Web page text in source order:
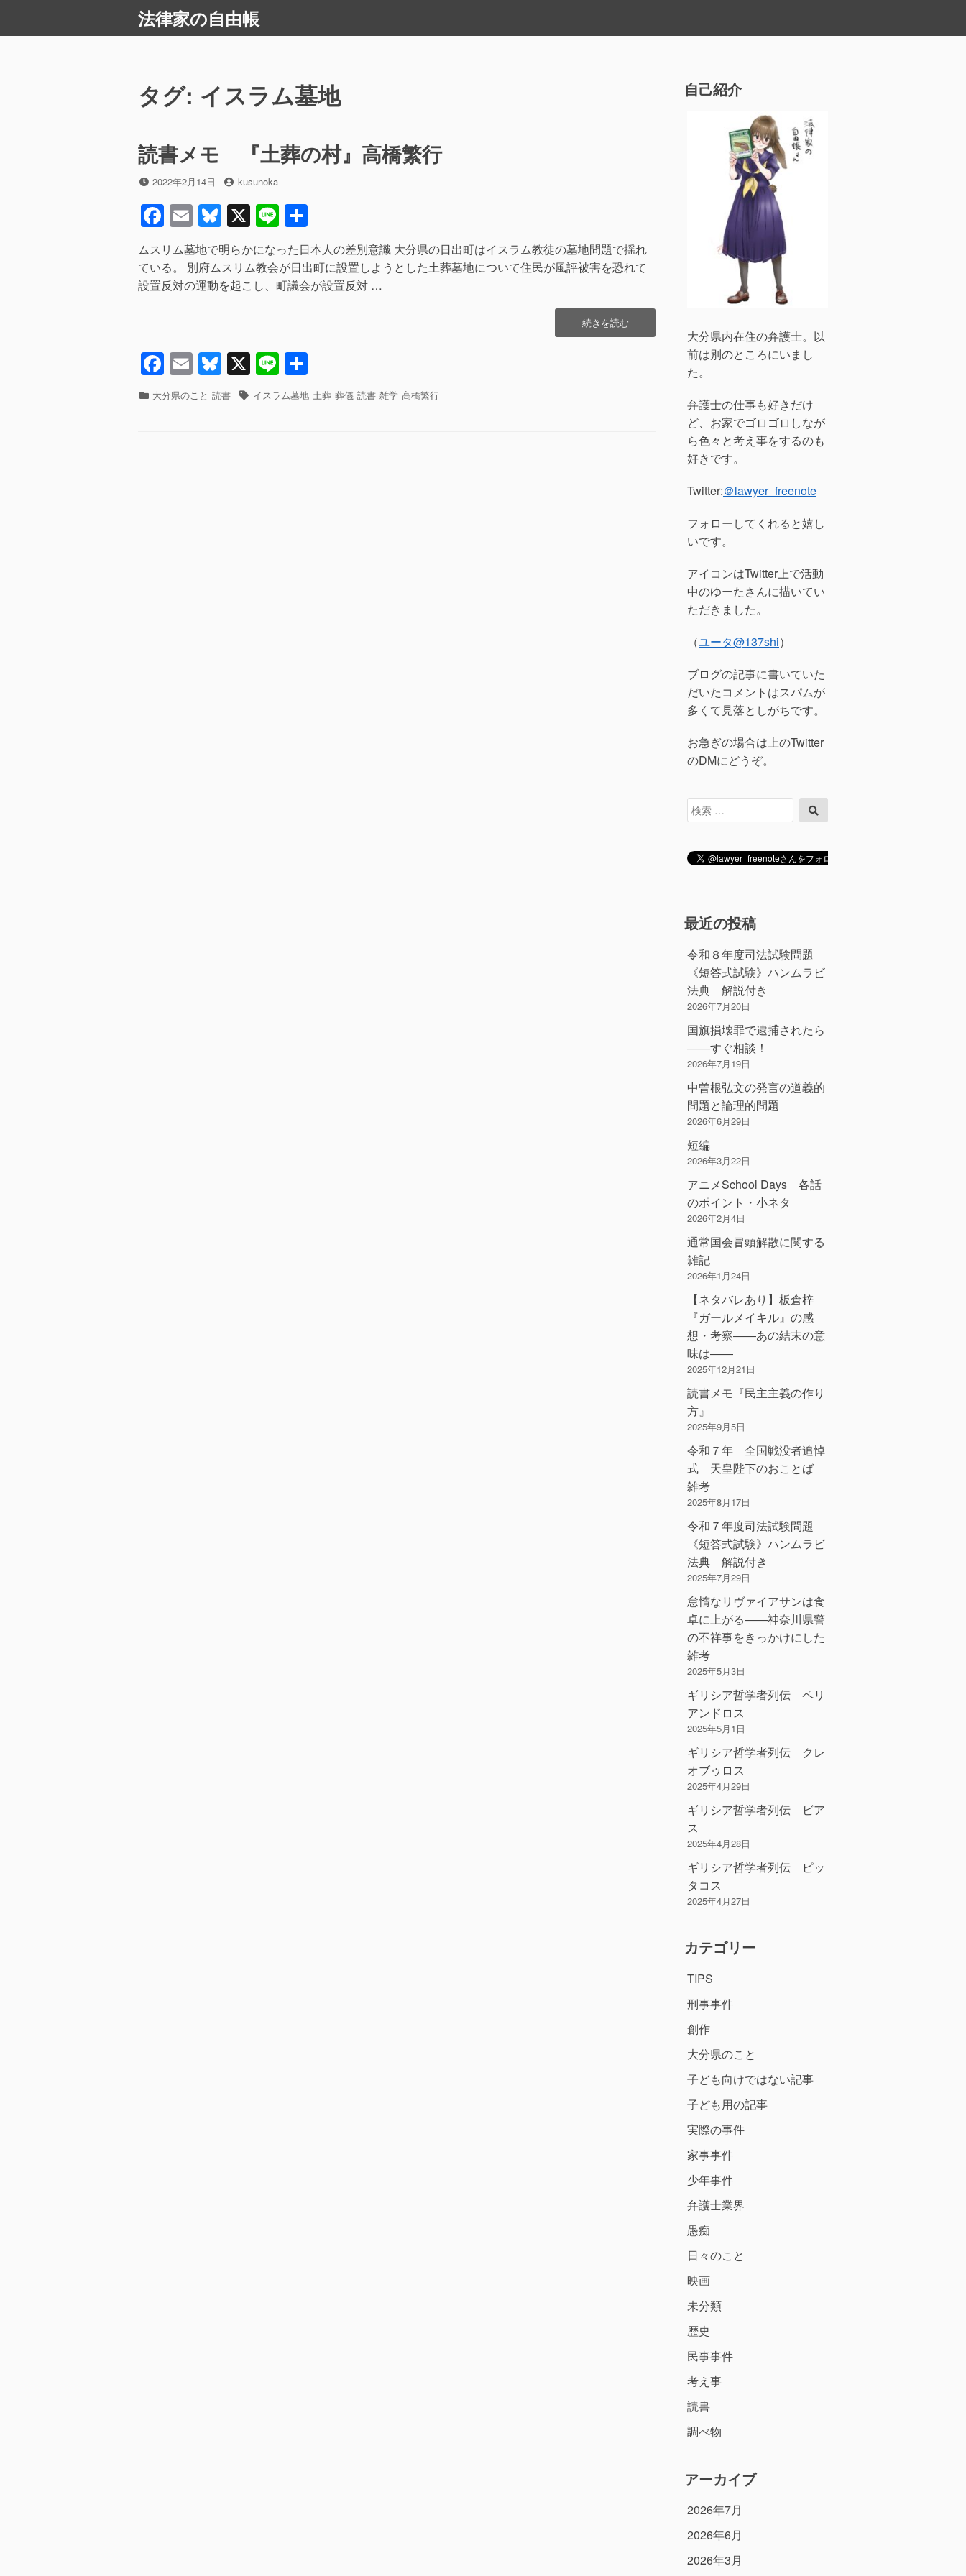
法律家の自由帳
タグ: イスラム墓地
読書メモ 『土葬の村』高橋繁行
投
日
2022年2月14日
投
者
kusunoka
F
a
c
e
o
k
E
m
ail
Bl
u
e
sk
X Li
n
e
有
ムスリム墓地で明らかになった日本人の差別意識 大分県の日出町はイスラム教徒の墓地問題で揺れ
ている。 別府ムスリム教会が日出町に設置しようとした土葬墓地について住民が風評被害を恐れて
設置反対の運動を起こし、町議会が設置反対 …
“読
書
続きを読む
F
a
c
E
m
ail
Bl
u
e
X Li
n
e
有
カ 大分県のこと 読書
タ イスラム墓地 土葬 葬儀 読書 雑学 高橋繁行
自己紹介
大分県内在住の弁護士。以
前は別のところにいまし
た。
弁護士の仕事も好きだけ
ど、お家でゴロゴロしなが
ら色々と考え事をするのも
好きです。
Twitter:＠lawyer_freenote
フォローしてくれると嬉し
いです。
アイコンはTwitter上で活動
中のゆーたさんに描いてい
ただきました。
（ユータ@137shi）
ブログの記事に書いていた
だいたコメントはスパムが
多くて見落としがちです。
お急ぎの場合は上のTwitter
のDMにどうぞ。
検
索
索
最近の投稿
令和８年度司法試験問題
《短答式試験》ハンムラビ
法典 解説付き
2026年7月20日
国旗損壊罪で逮捕されたら
――すぐ相談！
2026年7月19日
中曽根弘文の発言の道義的
問題と論理的問題
2026年6月29日
短編
2026年3月22日
アニメSchool Days 各話
のポイント・小ネタ
2026年2月4日
通常国会冒頭解散に関する
雑記
2026年1月24日
【ネタバレあり】板倉梓
『ガールメイキル』の感
想・考察――あの結末の意
味は――
2025年12月21日
読書メモ『民主主義の作り
方』
2025年9月5日
令和７年 全国戦没者追悼
式 天皇陛下のおことば
雑考
2025年8月17日
令和７年度司法試験問題
《短答式試験》ハンムラビ
法典 解説付き
2025年7月29日
怠惰なリヴァイアサンは食
卓に上がる――神奈川県警
の不祥事をきっかけにした
雑考
2025年5月3日
ギリシア哲学者列伝 ペリ
アンドロス
2025年5月1日
ギリシア哲学者列伝 クレ
オブゥロス
2025年4月29日
ギリシア哲学者列伝 ビア
ス
2025年4月28日
ギリシア哲学者列伝 ピッ
タコス
2025年4月27日
カテゴリー
TIPS
刑事事件
創作
大分県のこと
子ども向けではない記事
子ども用の記事
実際の事件
家事事件
少年事件
弁護士業界
愚痴
日々のこと
映画
未分類
歴史
民事事件
考え事
読書
調べ物
アーカイブ
2026年7月
2026年6月
2026年3月